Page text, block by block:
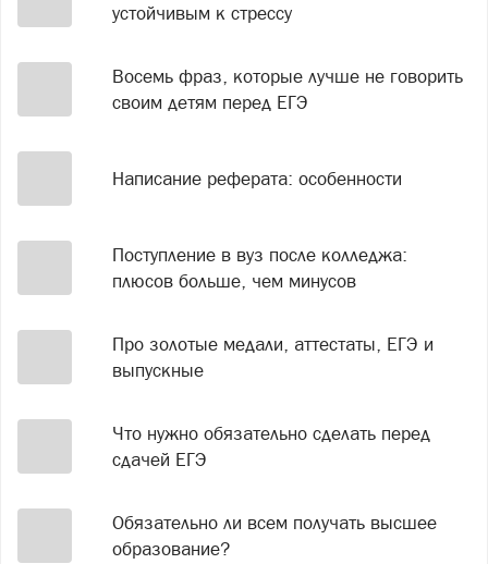
устойчивым к стрессу
Восемь фраз, которые лучше не говорить
своим детям перед ЕГЭ
Написание реферата: особенности
Поступление в вуз после колледжа:
плюсов больше, чем минусов
Про золотые медали, аттестаты, ЕГЭ и
выпускные
Что нужно обязательно сделать перед
сдачей ЕГЭ
Обязательно ли всем получать высшее
образование?